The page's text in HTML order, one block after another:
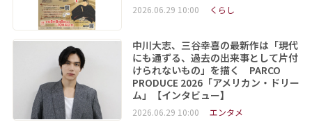
2026.06.29 10:00 くらし
中川大志、三谷幸喜の最新作は「現代
にも通ずる、過去の出来事として片付
けられないもの」を描く PARCO
PRODUCE 2026「アメリカン・ドリー
ム」【インタビュー】
2026.06.29 10:00 エンタメ